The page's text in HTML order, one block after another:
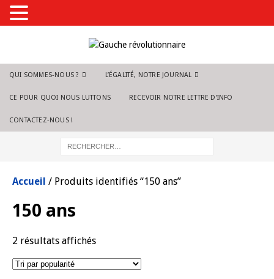
QUI SOMMES-NOUS ? L’ÉGALITÉ, NOTRE JOURNAL
CE POUR QUOI NOUS LUTTONS RECEVOIR NOTRE LETTRE D’INFO
CONTACTEZ-NOUS !
Accueil / Produits identifiés “150 ans”
150 ans
2 résultats affichés